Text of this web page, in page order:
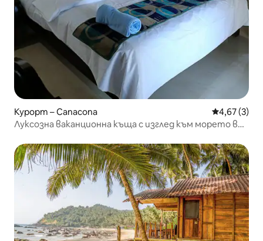
Курорт – Canacona Средна
4,67 (3)
Луксозна ваканционна къща с изглед към морето в